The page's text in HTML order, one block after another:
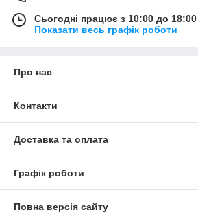
Сьогодні працює з 10:00 до 18:00
Показати весь графік роботи
Про нас
Контакти
Доставка та оплата
Графік роботи
Повна версія сайту